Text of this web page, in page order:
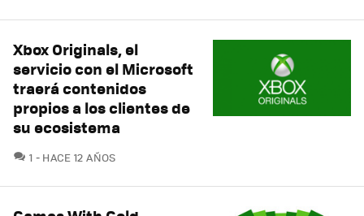
Xbox Originals, el
servicio con el Microsoft
traerá contenidos
propios a los clientes de
su ecosistema
1 COMENTARIOS
HACE 12 AÑOS